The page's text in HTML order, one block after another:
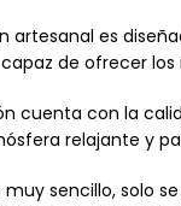
artesanal es
de ofrecer los
cuenta con la
relajante y
muy sencillo,